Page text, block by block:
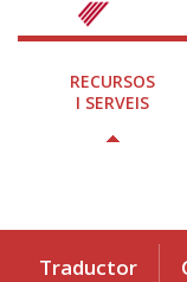
RECURSOS
I SERVEIS
Traductor